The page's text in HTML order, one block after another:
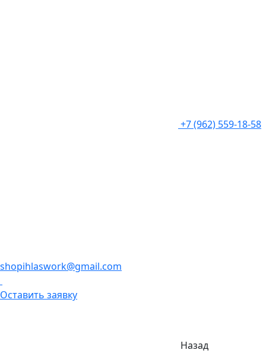
+7 (962) 559-18-58
shopihlaswork@gmail.com
Оставить заявку
Назад